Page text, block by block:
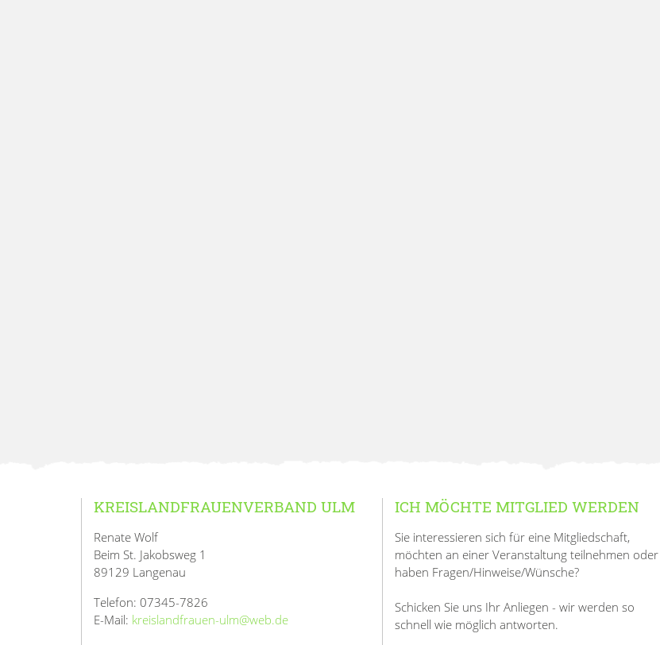
KREISLANDFRAUENVERBAND ULM
Renate Wolf
Beim St. Jakobsweg 1
89129 Langenau
Telefon: 07345-7826
E-Mail: kreislandfrauen-ulm@web.de
ICH MÖCHTE MITGLIED WERDEN
Sie interessieren sich für eine Mitgliedschaft,
möchten an einer Veranstaltung teilnehmen oder
haben Fragen/Hinweise/Wünsche?
Schicken Sie uns Ihr Anliegen - wir werden so
schnell wie möglich antworten.